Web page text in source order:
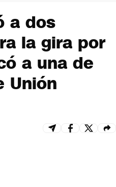
a dos
la gira por
a una de
Unión